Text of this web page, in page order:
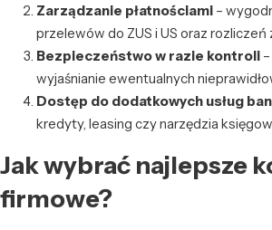
Zarządzanie płatnościami –
przelewów do ZUS i US oraz rozliczeń
Bezpieczeństwo w razie kontroli
wyjaśnianie ewentualnych
Dostęp do dodatkowych usług
kredyty, leasing czy narzędzia
Jak wybrać najlepsze
firmowe?